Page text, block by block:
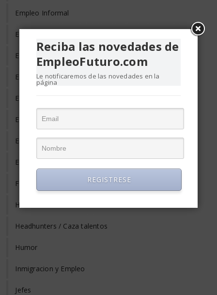
Empleo Informal
Empleo Temporal
Emprendedores
Entrevista de Trabajo
Equilibrio Vida y Trabajo
Estrés Laboral
Evaluación del Desempeño
Eventos y Conferencias de Empleo y RRHH
Formación y Adiestramiento
Habilidades Gerenciales
Headhunters / Caza talentos
Humor
Inmigracion y Empleo
Jefes
Reciba las novedades de
EmpleoFuturo.com
Le notificaremos de las novedades en la
página
REGISTRESE